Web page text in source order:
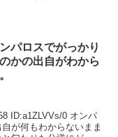
パロスでがっかり
かの出自がわから
ID:a1ZLVVs/0 オンパ
が何もわからないまま